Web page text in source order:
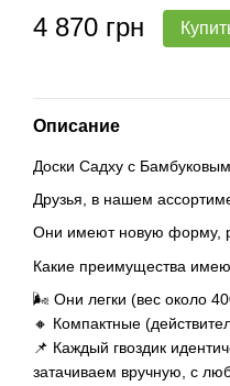
4 870 грн
Описание
Доски Садху с
Друзья, в нашем
Они имеют новую форму,
Какие преимущества
🌬 Они легки (вес около
🔸 Компактные
📌 Каждый гвоздик
затачиваем вручную, с